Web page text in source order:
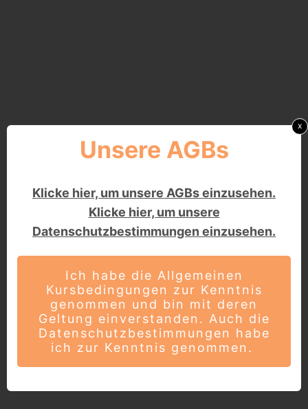
Unsere AGBs
Klicke hier, um unsere AGBs einzusehen.
Klicke hier, um unsere
Datenschutzbestimmungen einzusehen.
Ich habe die Allgemeinen
Kursbedingungen zur Kenntnis
genommen und bin mit deren
Geltung einverstanden. Auch die
Datenschutzbestimmungen habe
ich zur Kenntnis genommen.
x